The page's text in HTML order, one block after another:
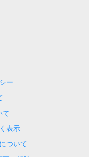
ー
て
表示
ついて